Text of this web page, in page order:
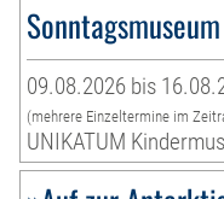
Sonntagsmuseum
09.08.2026 bis
(mehrere Einzeltermine im
UNIKATUM